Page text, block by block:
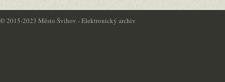
©2015-2023 Město Švihov - Elektronický archiv